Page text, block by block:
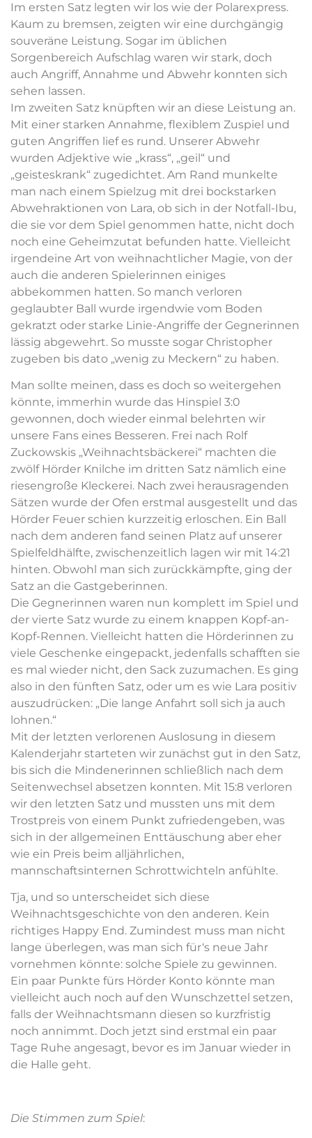
Im ersten Satz legten wir los wie der Polarexpress.
Kaum zu bremsen, zeigten wir eine durchgängig
souveräne Leistung. Sogar im üblichen
Sorgenbereich Aufschlag waren wir stark, doch
auch Angriff, Annahme und Abwehr konnten sich
sehen lassen.
Im zweiten Satz knüpften wir an diese Leistung an.
Mit einer starken Annahme, flexiblem Zuspiel und
guten Angriffen lief es rund. Unserer Abwehr
wurden Adjektive wie „krass“, „geil“ und
„geisteskrank“ zugedichtet. Am Rand munkelte
man nach einem Spielzug mit drei bockstarken
Abwehraktionen von Lara, ob sich in der Notfall-Ibu,
die sie vor dem Spiel genommen hatte, nicht doch
noch eine Geheimzutat befunden hatte. Vielleicht
irgendeine Art von weihnachtlicher Magie, von der
auch die anderen Spielerinnen einiges
abbekommen hatten. So manch verloren
geglaubter Ball wurde irgendwie vom Boden
gekratzt oder starke Linie-Angriffe der Gegnerinnen
lässig abgewehrt. So musste sogar Christopher
zugeben bis dato „wenig zu Meckern“ zu haben.
Man sollte meinen, dass es doch so weitergehen
könnte, immerhin wurde das Hinspiel 3:0
gewonnen, doch wieder einmal belehrten wir
unsere Fans eines Besseren. Frei nach Rolf
Zuckowskis „Weihnachtsbäckerei“ machten die
zwölf Hörder Knilche im dritten Satz nämlich eine
riesengroße Kleckerei. Nach zwei herausragenden
Sätzen wurde der Ofen erstmal ausgestellt und das
Hörder Feuer schien kurzzeitig erloschen. Ein Ball
nach dem anderen fand seinen Platz auf unserer
Spielfeldhälfte, zwischenzeitlich lagen wir mit 14:21
hinten. Obwohl man sich zurückkämpfte, ging der
Satz an die Gastgeberinnen.
Die Gegnerinnen waren nun komplett im Spiel und
der vierte Satz wurde zu einem knappen Kopf-an-
Kopf-Rennen. Vielleicht hatten die Hörderinnen zu
viele Geschenke eingepackt, jedenfalls schafften sie
es mal wieder nicht, den Sack zuzumachen. Es ging
also in den fünften Satz, oder um es wie Lara positiv
auszudrücken: „Die lange Anfahrt soll sich ja auch
lohnen.“
Mit der letzten verlorenen Auslosung in diesem
Kalenderjahr starteten wir zunächst gut in den Satz,
bis sich die Mindenerinnen schließlich nach dem
Seitenwechsel absetzen konnten. Mit 15:8 verloren
wir den letzten Satz und mussten uns mit dem
Trostpreis von einem Punkt zufriedengeben, was
sich in der allgemeinen Enttäuschung aber eher
wie ein Preis beim alljährlichen,
mannschaftsinternen Schrottwichteln anfühlte.
Tja, und so unterscheidet sich diese
Weihnachtsgeschichte von den anderen. Kein
richtiges Happy End. Zumindest muss man nicht
lange überlegen, was man sich für‘s neue Jahr
vornehmen könnte: solche Spiele zu gewinnen.
Ein paar Punkte fürs Hörder Konto könnte man
vielleicht auch noch auf den Wunschzettel setzen,
falls der Weihnachtsmann diesen so kurzfristig
noch annimmt. Doch jetzt sind erstmal ein paar
Tage Ruhe angesagt, bevor es im Januar wieder in
die Halle geht.
Die Stimmen zum Spiel: